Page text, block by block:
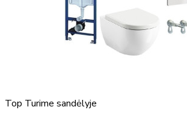
Top Turime sandėlyje